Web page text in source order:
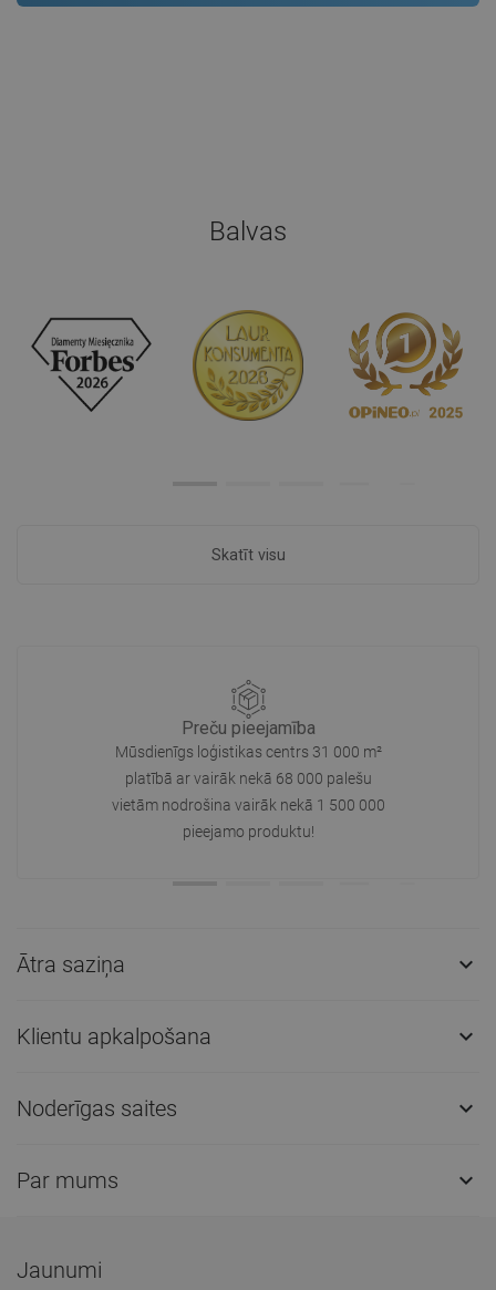
Balvas
Skatīt visu
Preču pieejamība
Mūsdienīgs loģistikas centrs 31 000 m²
platībā ar vairāk nekā 68 000 palešu
vietām nodrošina vairāk nekā 1 500 000
pieejamo produktu!
Ātra saziņa 
Klientu apkalpošana 
Noderīgas saites 
Par mums 
Jaunumi